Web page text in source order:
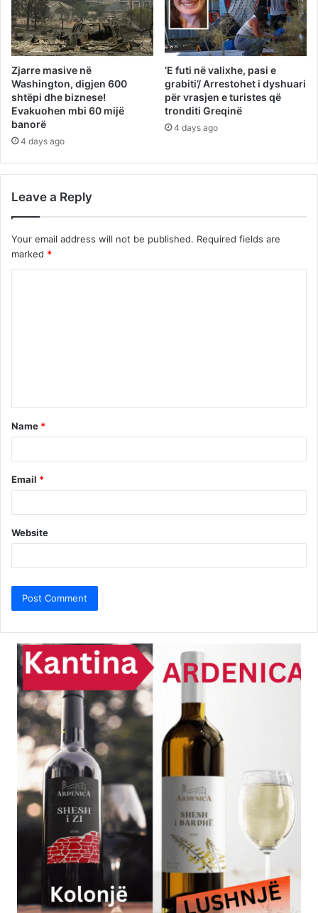
Zjarre masive në
Washington, digjen 600
shtëpi dhe biznese!
Evakuohen mbi 60 mijë
banorë
4 days ago
‘E futi në valixhe, pasi e
grabiti’/ Arrestohet i dyshuari
për vrasjen e turistes që
tronditi Greqinë
4 days ago
Leave a Reply
Your email address will not be published. Required fields are
marked *
t
*
Name *
Email *
Website